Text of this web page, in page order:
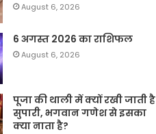
August 6, 2026
6 अगस्त 2026 का राशिफल
August 6, 2026
पूजा की थाली में क्यों रखी जाती है
सुपारी, भगवान गणेश से इसका
क्या नाता है?